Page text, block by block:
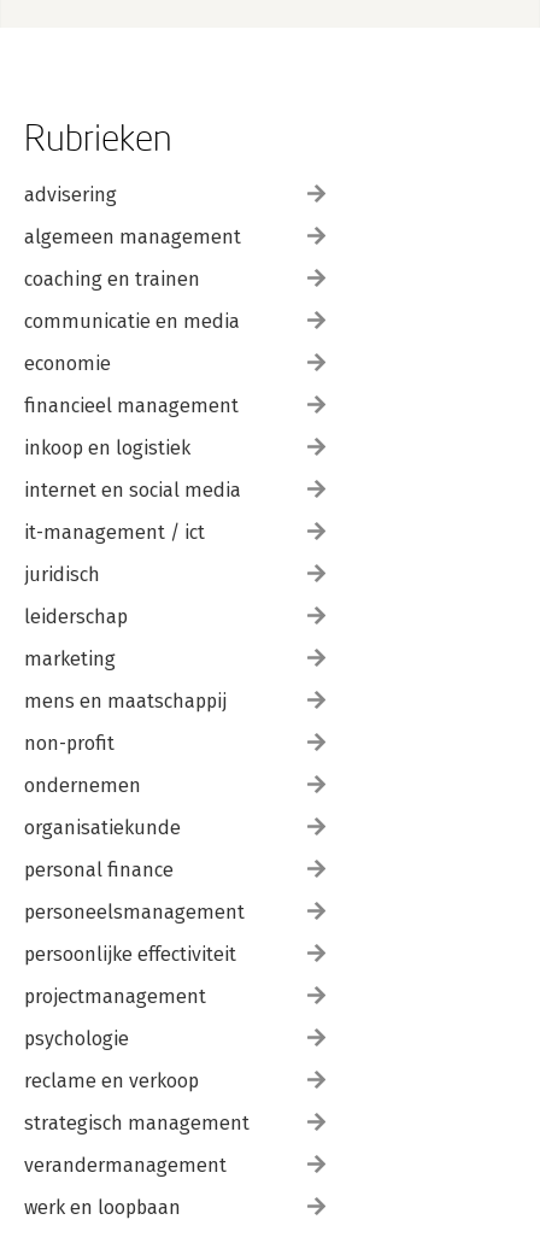
Rubrieken
advisering
algemeen management
coaching en trainen
communicatie en media
economie
financieel management
inkoop en logistiek
internet en social media
it-management / ict
juridisch
leiderschap
marketing
mens en maatschappij
non-profit
ondernemen
organisatiekunde
personal finance
personeelsmanagement
persoonlijke effectiviteit
projectmanagement
psychologie
reclame en verkoop
strategisch management
verandermanagement
werk en loopbaan